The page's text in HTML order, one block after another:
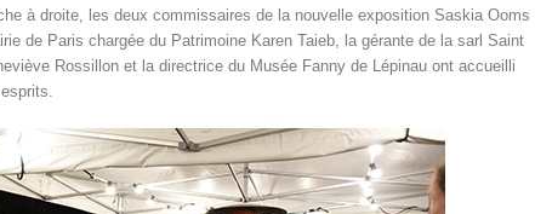
à droite, les deux commissaires de la nouvelle exposition Saskia Ooms
de Paris chargée du Patrimoine Karen Taieb, la gérante de la sarl Saint
Rossillon et la directrice du Musée Fanny de Lépinau ont accueilli